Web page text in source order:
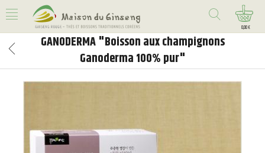
0,00 €
GANODERMA "Boisson aux champignons
Ganoderma 100% pur"